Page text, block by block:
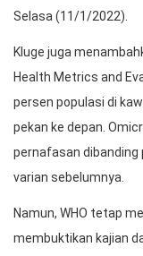
Selasa (11/1/2022).
Kluge juga
Health Metrics and
persen populasi di
pekan ke depan.
pernafasan dibanding
varian sebelumnya.
Namun, WHO tetap
membuktikan kajian